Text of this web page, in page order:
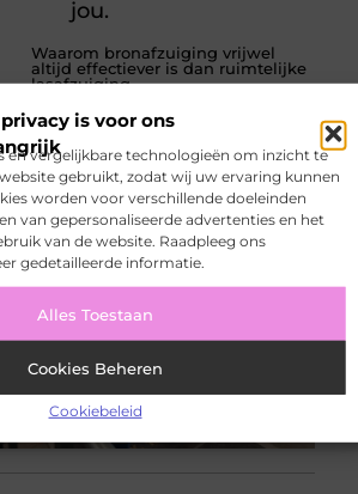
is voor ons
en vergelijkbare technologieën om inzicht te
gebruikt, zodat wij uw ervaring kunnen
worden voor verschillende doeleinden
van gepersonaliseerde advertenties en het
van de website. Raadpleeg ons
gedetailleerde informatie.
Alles Toestaan
Cookies Beheren
Cookiebeleid
jou.
Waarom bronafzuiging vrijwel
altijd effectiever is dan ruimtelijke
lasafzuiging
lasprocessen werken, staan voor de
uitdaging om schadelijke rookdeeltjes
direct bij de bron te beheersen.
Wanneer vervuilde lucht zich eerst
door de werkruimte verspreidt, neemt
de blootstelling van medewerkers toe
en